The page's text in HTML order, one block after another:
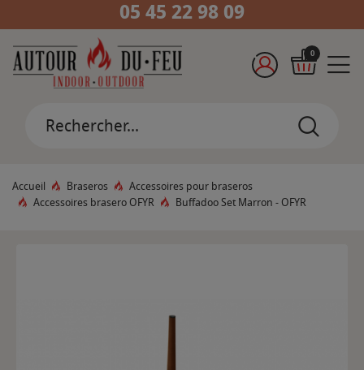
05 45 22 98 09
0
Accueil Braseros
Accessoires pour braseros
Accessoires brasero OFYR
Buffadoo Set Marron - OFYR